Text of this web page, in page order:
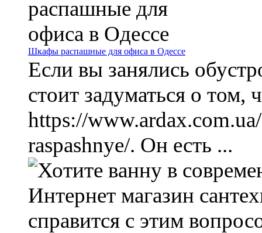
Шкафы распашные для офиса в Одессе
Если вы занялись
стоит задуматься о
https://
raspashnye/. Он есть ...